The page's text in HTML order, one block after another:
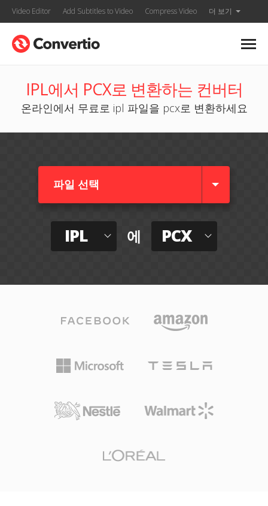
Video Editor Add Subtitles to Video Compress Video 더 보기
IPL에서 PCX로 변환하는 컨버터
온라인에서 무료로 ipl 파일을 pcx로 변환하세요
파일 선택
IPL 에 PCX